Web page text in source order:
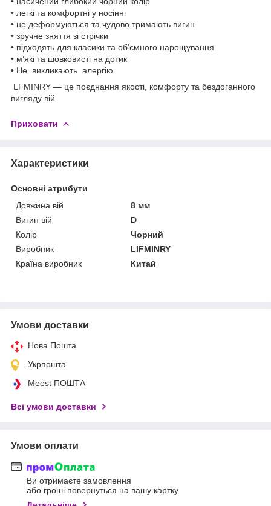
• легкі та комфортні у носінні
• не деформуються та чудово тримають вигин
• зручне зняття зі стрічки
• підходять для класики та об’ємного нарощування
• м’які та шовковисті на дотик
• Не викликають алергію
LFMINRY — це поєднання якості, комфорту та бездоганного
вигляду вій.
Приховати
Характеристики
Основні атрибути
Довжина вій
8 мм
Вигин вій
D
Колір
Чорний
Виробник
LIFMINRY
Країна виробник
Китай
Умови доставки
Нова Пошта
Укрпошта
Meest ПОШТА
Всі умови доставки
Умови оплати
Ви отримаєте замовлення
або гроші повернуться на вашу картку